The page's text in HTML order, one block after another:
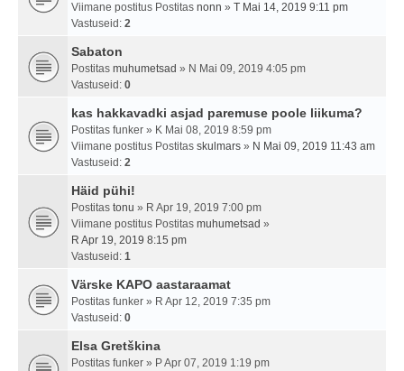
Viimane postitus Postitas nonn » T Mai 14, 2019 9:11 pm
Vastuseid: 2
Sabaton
Postitas muhumetsad » N Mai 09, 2019 4:05 pm
Vastuseid: 0
kas hakkavadki asjad paremuse poole liikuma?
Postitas funker » K Mai 08, 2019 8:59 pm
Viimane postitus Postitas skulmars » N Mai 09, 2019 11:43 am
Vastuseid: 2
Häid pühi!
Postitas tonu » R Apr 19, 2019 7:00 pm
Viimane postitus Postitas muhumetsad »
R Apr 19, 2019 8:15 pm
Vastuseid: 1
Värske KAPO aastaraamat
Postitas funker » R Apr 12, 2019 7:35 pm
Vastuseid: 0
Elsa Gretškina
Postitas funker » P Apr 07, 2019 1:19 pm